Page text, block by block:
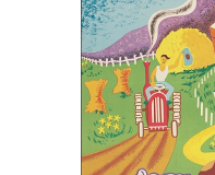
Ludzie nie
69.90